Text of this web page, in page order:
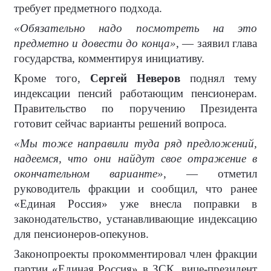
требует предметного подхода.
«Обязательно надо посмотреть на это
предметно и довести до конца», — заявил глава
государства, комментируя инициативу.
Кроме того, Сергей Неверов поднял тему
индексации пенсий работающим пенсионерам.
Правительство по поручению Президента
готовит сейчас варианты решений вопроса.
«Мы тоже направили туда ряд предложений,
надеемся, что они найдут свое отражение в
окончательном варианте», — отметил
руководитель фракции и сообщил, что ранее
«Единая Россия» уже внесла поправки в
законодательство, устанавливающие индексацию
для пенсионеров-опекунов.
Законопроекты прокомментировал член фракции